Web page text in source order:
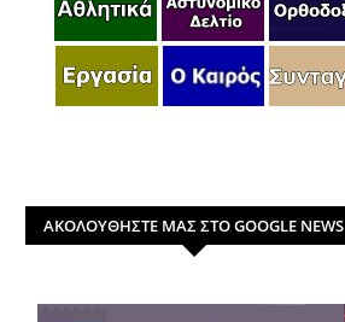
ΑΚΟΛΟΥΘΗΣΤΕ ΜΑΣ ΣΤΟ GOOGLE NEWS